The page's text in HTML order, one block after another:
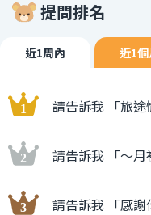
提問排名
近1周內 近1
請告訴我 「旅途
請告訴我 「〜月
請告訴我 「感謝